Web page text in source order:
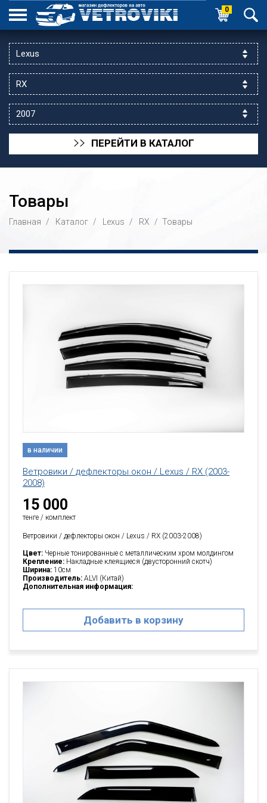
0
>> ПЕРЕЙТИ В КАТАЛОГ
Товары
Главная Каталог Lexus RX Товары
в наличии
Ветровики / дефлекторы окон / Lexus / RX (2003-
2008)
15 000
тенге / комплект
Ветровики / дефлекторы окон / Lexus / RX (2003-2008)
Цвет: Черные тонированные с металлическим хром молдингом
Крепление: Накладные клеящиеся (двусторонний скотч)
Ширина: 10см
Производитель: ALVI (Китай)
Дополнительная информация:
Добавить в корзину